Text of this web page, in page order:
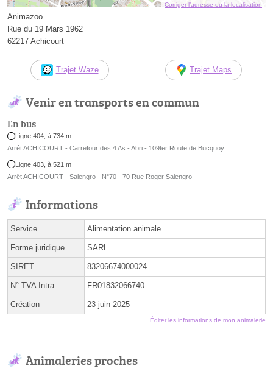
Corriger l’adresse ou la localisation
Animazoo
Rue du 19 Mars 1962
62217 Achicourt
Trajet Waze Trajet Maps
Venir en transports en commun
En bus
Ligne 404, à 734 m
Arrêt ACHICOURT - Carrefour des 4 As - Abri - 109ter Route de Bucquoy
Ligne 403, à 521 m
Arrêt ACHICOURT - Salengro - N°70 - 70 Rue Roger Salengro
Informations
Service Alimentation animale
Forme juridique SARL
SIRET 83206674000024
N° TVA Intra. FR01832066740
Création 23 juin 2025
Éditer les informations de mon animalerie
Animaleries proches